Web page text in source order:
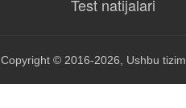
Test natijalari
Copyright © 2016-2026, Ushbu tizim